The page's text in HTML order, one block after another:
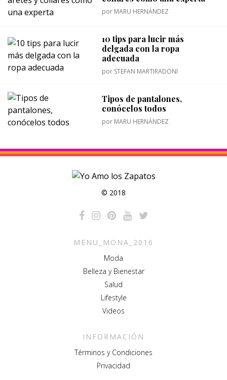
por MARU HERNÁNDEZ
10 tips para lucir más
delgada con la ropa
adecuada
por STEFAN MARTIRADONI
Tipos de pantalones,
conócelos todos
por MARU HERNÁNDEZ
© 2018
MENU_MONA_2016
Moda
Belleza y Bienestar
Salud
Lifestyle
Videos
INFORMACIÓN
Términos y Condiciones
Privacidad